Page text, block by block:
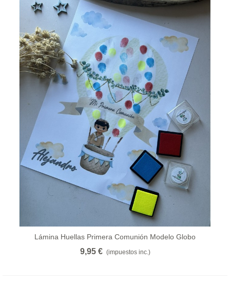
Lámina Huellas Primera Comunión Modelo Globo
9,95 € (impuestos inc.)